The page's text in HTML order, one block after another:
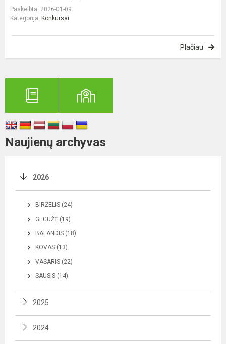
Paskelbta: 2026-01-09
Kategorija: Konkursai
Plačiau
Naujienų archyvas
2026
BIRŽELIS (24)
GEGUŽĖ (19)
BALANDIS (18)
KOVAS (13)
VASARIS (22)
SAUSIS (14)
2025
2024